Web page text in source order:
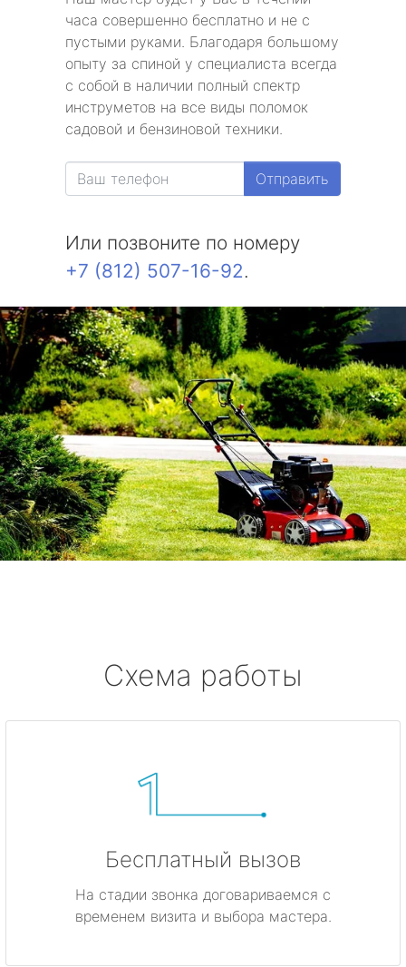
часа совершенно бесплатно и не с
пустыми руками. Благодаря большому
опыту за спиной у специалиста всегда
с собой в наличии полный спектр
инструметов на все виды поломок
садовой и бензиновой техники.
Отправить
Или позвоните по номеру
+7 (812) 507-16-92.
Схема работы
Бесплатный вызов
На стадии звонка договариваемся с
временем визита и выбора мастера.